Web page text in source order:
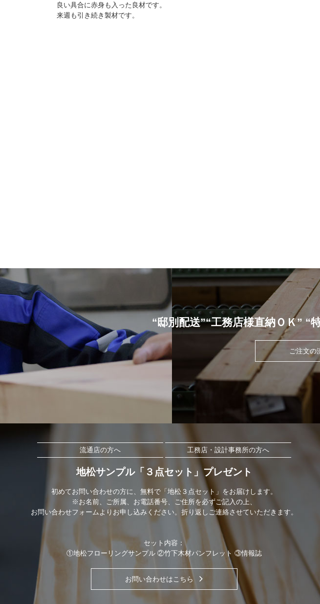
良い具合に赤身も入った良材です。
来週も引き続き製材です。
“邸別配送”“工務店様直納ＯＫ” “
ご注文の
流通店の方へ 工務店・設計事務所の方へ
地松サンプル「３点セット」プレゼント
初めてお問い合わせの方に、無料で「地松３点セット」をお届けします。
※お名前、ご所属、お電話番号、ご住所を必ずご記入の上、
お問い合わせフォームよりお申し込みください。折り返しご連絡させていただきます。
セット内容：
①地松フローリングサンプル ②竹下木材パンフレット ③情報誌
お問い合わせはこちら